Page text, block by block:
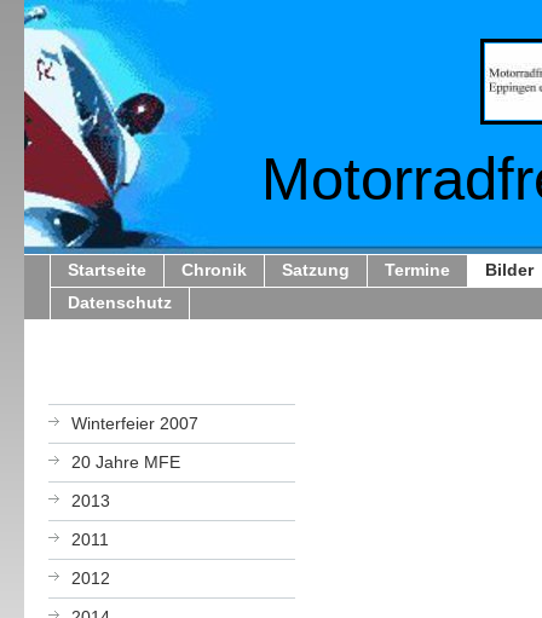
Startseite Chronik Satzung Termine
Bilder
Datenschutz
Winterfeier 2007
20 Jahre MFE
2013
2011
2012